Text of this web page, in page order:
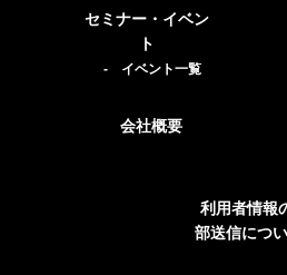
セミナー・イベン
ト
- イベント一覧
会社概要
利用者情報
部送信につ